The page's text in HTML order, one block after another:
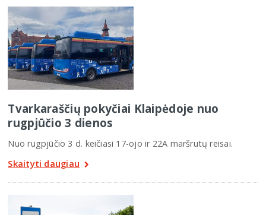
Tvarkaraščių pokyčiai Klaipėdoje nuo
rugpjūčio 3 dienos
Nuo rugpjūčio 3 d. keičiasi 17-ojo ir 22A maršrutų reisai.
Skaityti daugiau